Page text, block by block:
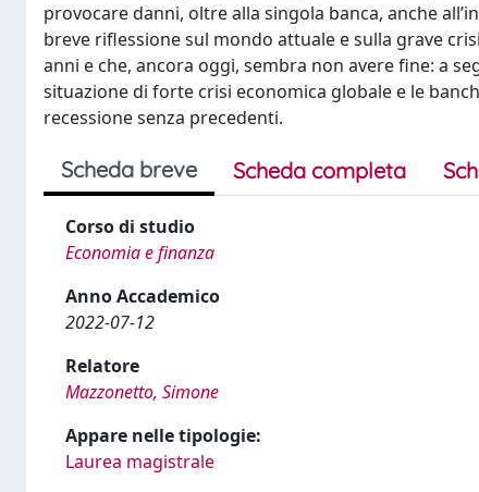
provocare danni, oltre alla singola banca, anche
breve riflessione sul mondo attuale e sulla grave
anni e che, ancora oggi, sembra non avere fine: a
situazione di forte crisi economica globale e le
recessione senza precedenti.
Scheda breve Scheda completa
Corso di studio
Economia e finanza
Anno Accademico
2022-07-12
Relatore
Mazzonetto, Simone
Appare nelle tipologie:
Laurea magistrale